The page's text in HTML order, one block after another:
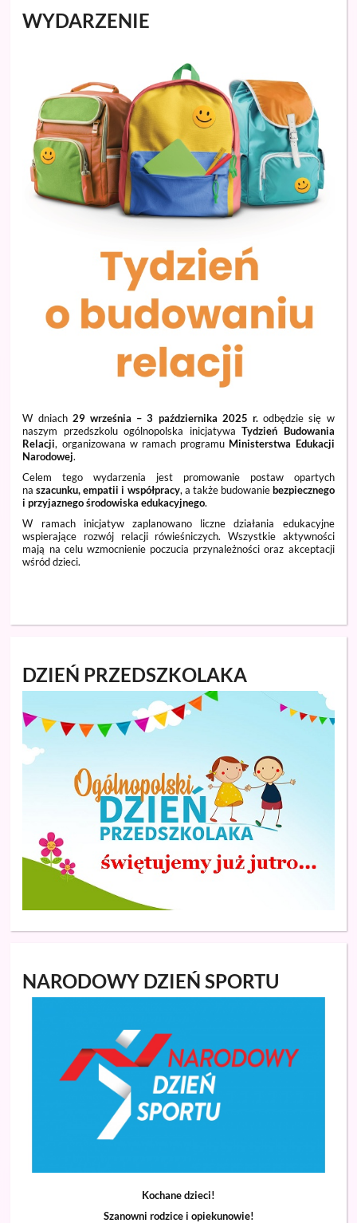
WYDARZENIE
W dniach 29 września – 3 października 2025 r. odbędzie się w
naszym przedszkolu ogólnopolska inicjatywa Tydzień Budowania
Relacji, organizowana w ramach programu Ministerstwa Edukacji
Narodowej.
Celem tego wydarzenia jest promowanie postaw opartych
na szacunku, empatii i współpracy, a także budowanie bezpiecznego
i przyjaznego środowiska edukacyjnego.
W ramach inicjatyw zaplanowano liczne działania edukacyjne
wspierające rozwój relacji rówieśniczych. Wszystkie aktywności
mają na celu wzmocnienie poczucia przynależności oraz akceptacji
wśród dzieci.
DZIEŃ PRZEDSZKOLAKA
NARODOWY DZIEŃ SPORTU
Kochane dzieci!
Szanowni rodzice i opiekunowie!